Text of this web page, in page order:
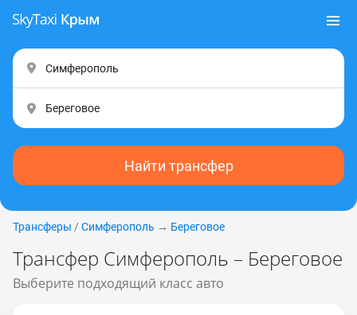
Найти трансфер
Трансферы / Симферополь → Береговое
Трансфер Симферополь – Береговое
Выберите подходящий класс авто